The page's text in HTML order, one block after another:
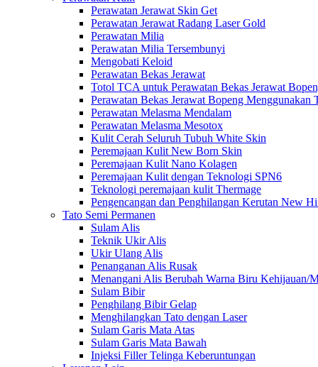
Perawatan Jerawat Skin Get
Perawatan Jerawat Radang Laser Gold
Perawatan Milia
Perawatan Milia Tersembunyi
Mengobati Keloid
Perawatan Bekas Jerawat
Totol TCA untuk Perawatan Bekas Jerawat
Perawatan Bekas Jerawat Bopeng
Perawatan Melasma Mendalam
Perawatan Melasma Mesotox
Kulit Cerah Seluruh Tubuh White Skin
Peremajaan Kulit New Born Skin
Peremajaan Kulit Nano Kolagen
Peremajaan Kulit dengan Teknologi SPN6
Teknologi peremajaan kulit Thermage
Pengencangan dan Penghilangan Kerutan New
Tato Semi Permanen
Sulam Alis
Teknik Ukir Alis
Ukir Ulang Alis
Penanganan Alis Rusak
Menangani Alis Berubah Warna Biru Kehijauan/
Sulam Bibir
Penghilang Bibir Gelap
Menghilangkan Tato dengan Laser
Sulam Garis Mata Atas
Sulam Garis Mata Bawah
Injeksi Filler Telinga Keberuntungan